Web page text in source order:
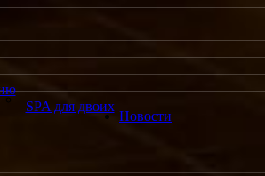
SPA для двоих
Новости